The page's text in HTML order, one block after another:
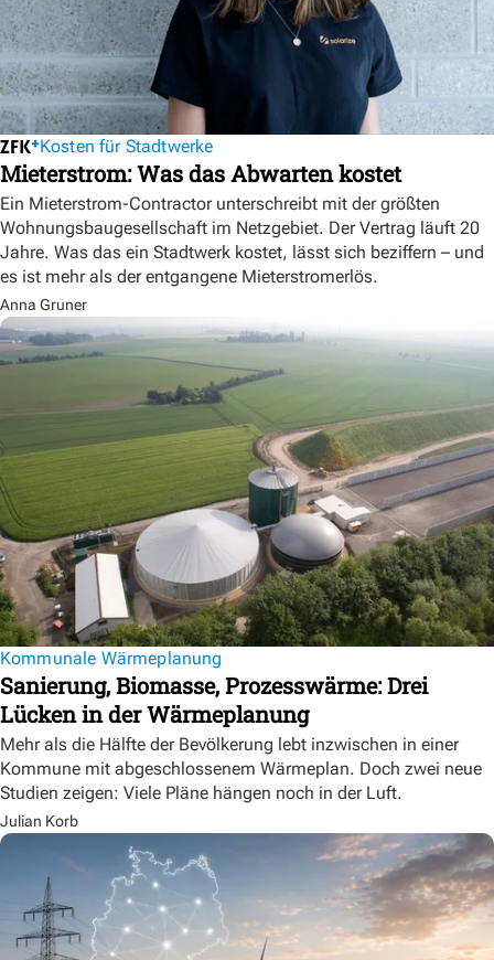
Kosten für Stadtwerke
Mieterstrom: Was das Abwarten kostet
Ein Mieterstrom-Contractor unterschreibt mit der größten
Wohnungsbaugesellschaft im Netzgebiet. Der Vertrag läuft 20
Jahre. Was das ein Stadtwerk kostet, lässt sich beziffern – und
es ist mehr als der entgangene Mieterstromerlös.
Anna Gruner
Kommunale Wärmeplanung
Sanierung, Biomasse, Prozesswärme: Drei
Lücken in der Wärmeplanung
Mehr als die Hälfte der Bevölkerung lebt inzwischen in einer
Kommune mit abgeschlossenem Wärmeplan. Doch zwei neue
Studien zeigen: Viele Pläne hängen noch in der Luft.
Julian Korb